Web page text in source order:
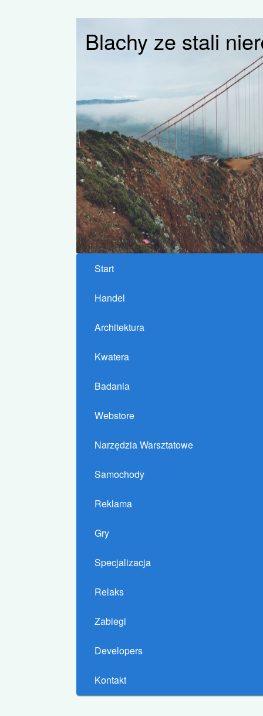
Blachy ze stali
Start
Handel
Architektura
Kwatera
Badania
Webstore
Narzędzia Warsztatowe
Samochody
Reklama
Gry
Specjalizacja
Relaks
Zabiegi
Developers
Kontakt